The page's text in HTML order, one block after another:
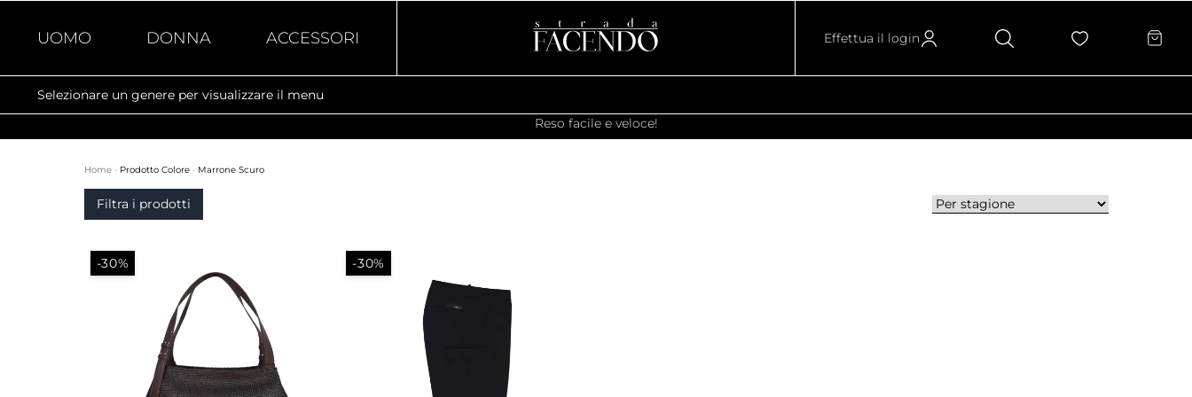
UOMO DONNA ACCESSORI Effettua il login
Selezionare un genere per visualizzare il menu
Reso facile e veloce!
Home · Prodotto Colore · Marrone Scuro
Filtra i prodotti
-30% -30%